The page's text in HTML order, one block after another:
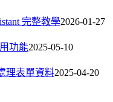
完整教學2026-01-27
功能2025-05-10
理表單資料2025-04-20